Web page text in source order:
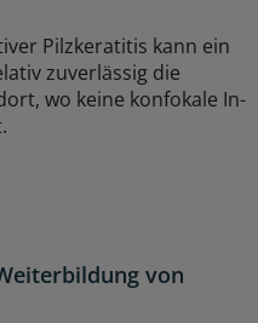
Pilzkeratitis kann ein
zuverlässig die
wo keine konfokale In-
von